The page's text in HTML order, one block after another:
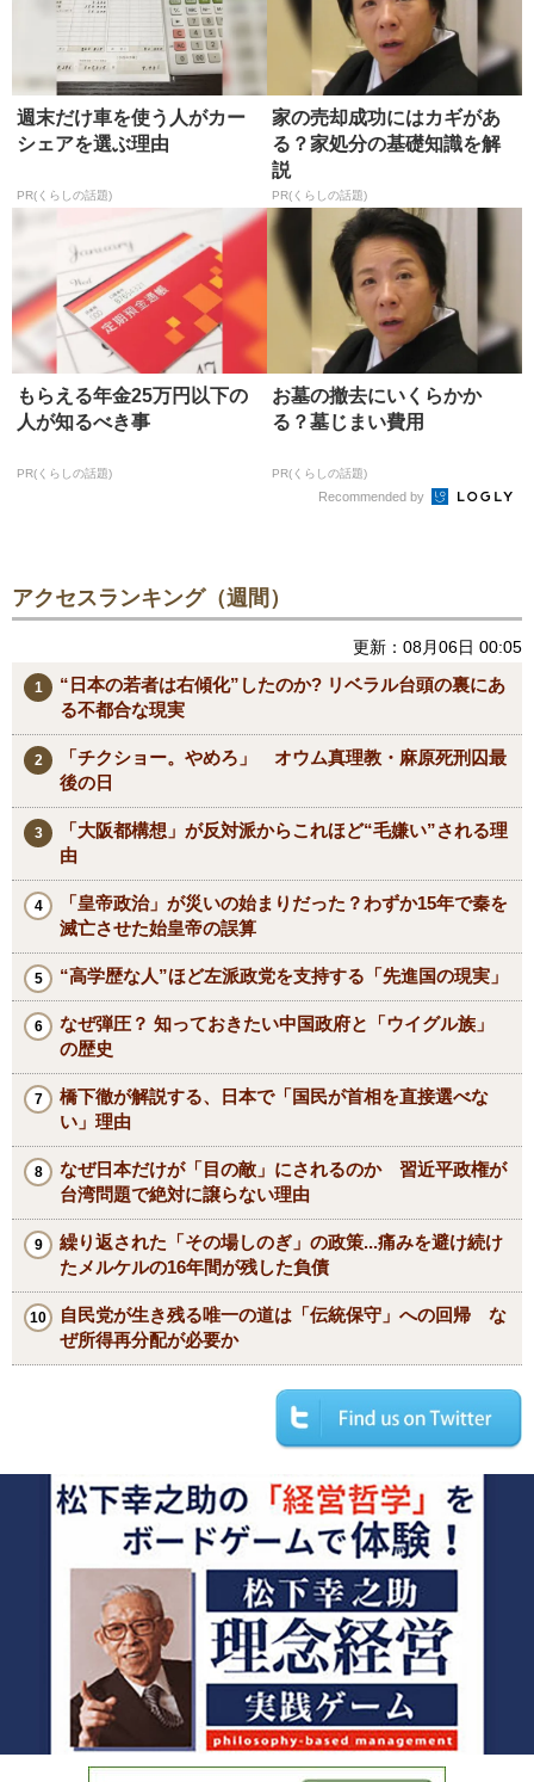
週末だけ車を使う人がカー
シェアを選ぶ理由
PR(くらしの話題)
家の売却成功にはカギがあ
る？家処分の基礎知識を解
説
PR(くらしの話題)
もらえる年金25万円以下の
人が知るべき事
PR(くらしの話題)
お墓の撤去にいくらかか
る？墓じまい費用
PR(くらしの話題)
Recommended by
アクセスランキング（週間）
更新：08月06日 00:05
“日本の若者は右傾化”したのか? リベラル台頭の裏にあ
る不都合な現実
「チクショー。やめろ」 オウム真理教・麻原死刑囚最
後の日
「大阪都構想」が反対派からこれほど“毛嫌い”される理
由
「皇帝政治」が災いの始まりだった？わずか15年で秦を
滅亡させた始皇帝の誤算
“高学歴な人”ほど左派政党を支持する「先進国の現実」
なぜ弾圧？ 知っておきたい中国政府と「ウイグル族」
の歴史
橋下徹が解説する、日本で「国民が首相を直接選べな
い」理由
なぜ日本だけが「目の敵」にされるのか 習近平政権が
台湾問題で絶対に譲らない理由
繰り返された「その場しのぎ」の政策...痛みを避け続け
たメルケルの16年間が残した負債
自民党が生き残る唯一の道は「伝統保守」への回帰 な
ぜ所得再分配が必要か